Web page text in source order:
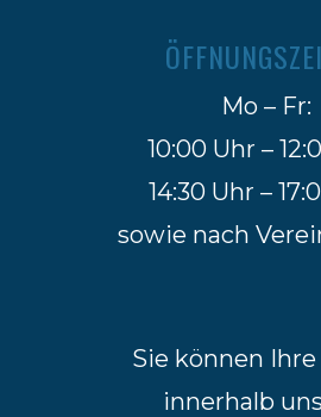
Mo – Fr:
10:00 Uhr –
14:30 Uhr –
sowie nach
Sie können Ihre
innerhalb